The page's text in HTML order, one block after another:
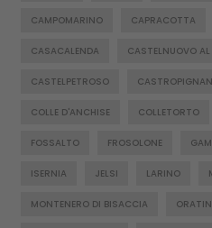
CAMPOMARINO CAPRACOTTA
CASACALENDA CASTELNUOVO
CASTELPETROSO
COLLE D'ANCHISE COLLETORTO
FOSSALTO FROSOLONE
ISERNIA JELSI LARINO
MONTENERO DI BISACCIA